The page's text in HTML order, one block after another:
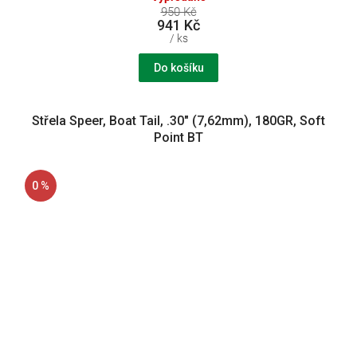
950 Kč
941 Kč
/ ks
Do košíku
0 %
Střela Speer, Boat Tail, .30" (7,62mm), 180GR, Soft
Point BT